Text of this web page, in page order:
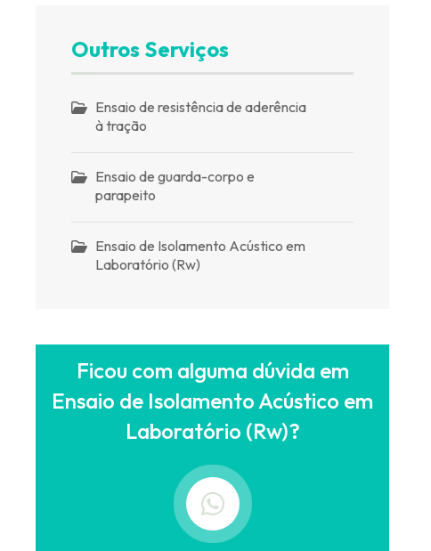
Outros Serviços
Ensaio de resistência de aderência
à tração
Ensaio de guarda-corpo e
parapeito
Ensaio de Isolamento Acústico em
Laboratório (Rw)
Ficou com alguma dúvida em
Ensaio de Isolamento Acústico em
Laboratório (Rw)?